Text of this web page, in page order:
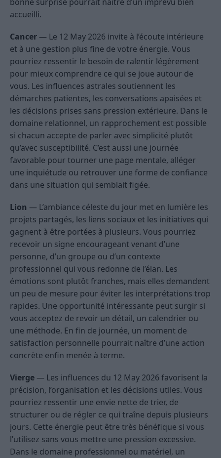
accueilli.
Cancer — Le 12 May 2026 invite à l’écoute intérieure
et à une gestion plus fine de votre énergie. Vous
pourriez ressentir le besoin de ralentir légèrement
pour mieux comprendre ce qui se joue autour de
vous. Les influences astrales soutiennent les
démarches patientes, les conversations apaisées et
les décisions prises sans pression extérieure. Dans le
domaine relationnel, un rapprochement est possible
si chacun accepte de parler avec simplicité plutôt
qu’avec susceptibilité. C’est aussi une journée
favorable pour tourner une page mentale, alléger
une inquiétude ou retrouver une forme de confiance
dans une situation qui semblait figée.
Lion — L’ambiance céleste du jour met en lumière les
projets partagés, les liens sociaux et les initiatives qui
gagnent à être portées à plusieurs. Vous pourriez
recevoir un signe encourageant venant d’une
personne, d’un groupe ou d’un contexte
professionnel qui vous redonne de l’élan. Les
émotions sont plutôt franches, mais elles demandent
un peu de mesure pour éviter les interprétations trop
rapides. Une opportunité intéressante peut surgir si
vous acceptez de revoir un détail, un calendrier ou
une méthode. En fin de journée, un moment de
satisfaction personnelle pourrait naître d’une action
concrète enfin menée à terme.
Vierge — Les influences du 12 May 2026 favorisent la
précision, l’organisation et les décisions utiles. Vous
pourriez ressentir une envie nette de trier, de
structurer ou de régler ce qui traîne depuis plusieurs
jours. Cette énergie peut être très bénéfique si vous
l’utilisez sans vous mettre une pression excessive.
Dans le domaine professionnel ou matériel, un